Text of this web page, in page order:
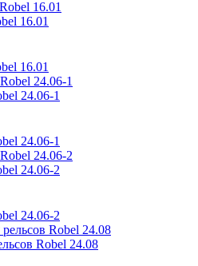
16.01
16.01
24.06-1
24.06-1
24.06-2
24.06-2
Robel 24.08